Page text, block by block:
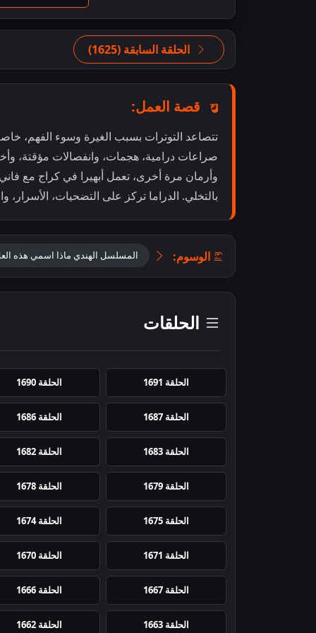
الحلقة السابقة (1625)
قصة العمل:
تتصاعد التوترات بسبب الغيرة وسوء الفهم،
وأرمان مرة أخرى، تعمل أبهيرا في كراج مع
بالتخلي. الدراما تركز على التضحيات، الأسرار،
الوسوم: المسلسل الهندي ماذا اسمي هذه
الحلقات
الحلقة 1691 الحلقة 1690
الحلقة 1687 الحلقة 1686
الحلقة 1683 الحلقة 1682
الحلقة 1679 الحلقة 1678
الحلقة 1675 الحلقة 1674
الحلقة 1671 الحلقة 1670
الحلقة 1667 الحلقة 1666
الحلقة 1663 الحلقة 1662